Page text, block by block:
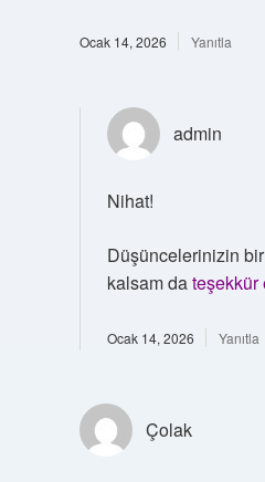
Ocak 14, 2026 Yanıtla
admin
Nihat!
Düşüncelerinizin bir
kalsam dateşekkür
Ocak 14, 2026 Yanıtla
Çolak